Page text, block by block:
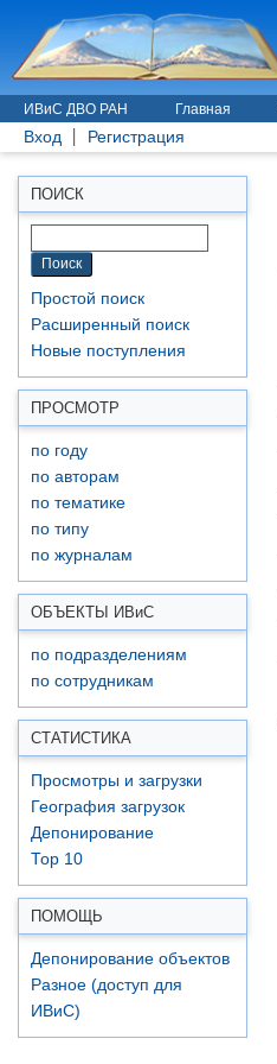
ИВиС ДВО РАН Главная
Вход Регистрация
ПОИСК
Простой поиск
Расширенный поиск
Новые поступления
ПРОСМОТР
по году
по авторам
по тематике
по типу
по журналам
ОБЪЕКТЫ ИВиС
по подразделениям
по сотрудникам
СТАТИСТИКА
Просмотры и загрузки
География загрузок
Депонирование
Top 10
ПОМОЩЬ
Депонирование объектов
Разное (доступ для
ИВиС)